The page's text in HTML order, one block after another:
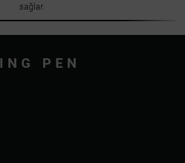
sağlar.
PEN